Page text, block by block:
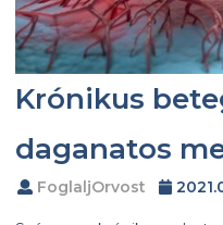
Krónikus
daganatos
FoglaljOrvost